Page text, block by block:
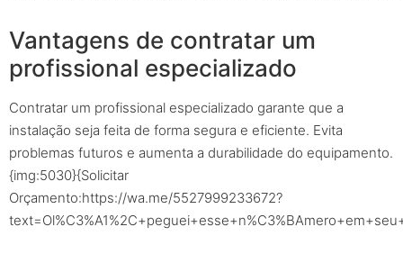
Vantagens de contratar um
profissional especializado
Contratar um profissional especializado garante que a
instalação seja feita de forma segura e eficiente. Evita
problemas futuros e aumenta a durabilidade do equipamento.
{img:5030}{Solicitar
Orçamento:https://wa.me/5527999233672?